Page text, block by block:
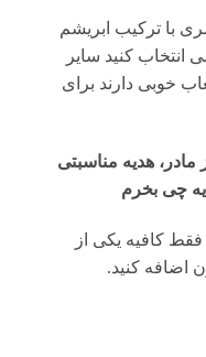
با ترکیب ابریشم
انتخاب کنید سایر
خوبی دارند برای
مادر، هدیه مناسبتی
چی بخرم
کافیه یکی از
اضافه کنید.